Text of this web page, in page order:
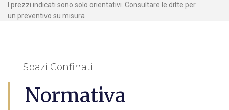
I prezzi indicati sono solo orientativi. Consultare le ditte per
un preventivo su misura
Spazi Confinati
Normativa